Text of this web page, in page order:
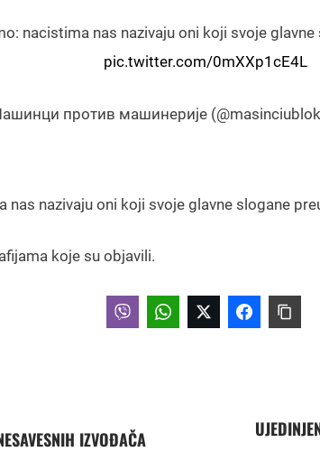
nacistima nas nazivaju oni koji svoje
pic.twitter.com/0mXXp1cE4L
против машинерије
nas nazivaju oni koji svoje glavne slogane
koje su objavili.
IZVOĐAČA